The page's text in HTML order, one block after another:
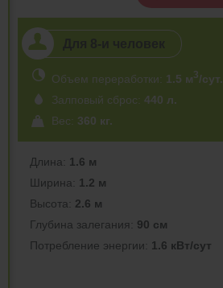
Объем переработки: 1.5 м3/сут.
Залповый сброс: 440 л.
Вес: 360 кг.
Длина: 1.6 м
Ширина: 1.2 м
Высота: 2.6 м
Глубина залегания: 90 см
Потреблeние энергии: 1.6 кВт/сут